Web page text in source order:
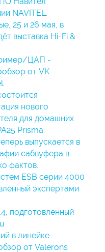
NAVITEL.
25 и 26 мая, в
выставка Hi-Fi &
ЦАП -
от VK
нового
для домашних
Prisma.
выпускается в
сабвуфера в
фактов.
ESB серии 4000
экспертами
подготовленный
в линейке
от Valerons